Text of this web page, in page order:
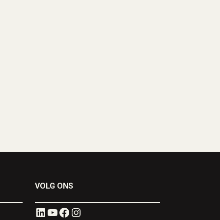
VOLG ONS